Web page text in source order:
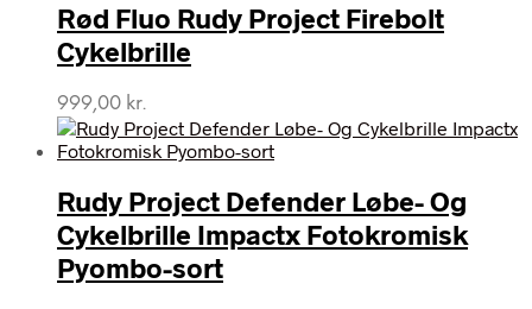
Rød Fluo Rudy Project Firebolt
Cykelbrille
999,00 kr.
Rudy Project Defender Løbe- Og
Cykelbrille Impactx Fotokromisk
Pyombo-sort